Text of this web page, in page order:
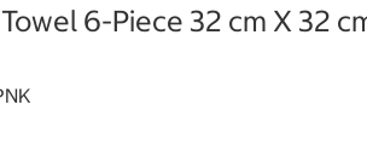
6-Piece 32 cm X 32